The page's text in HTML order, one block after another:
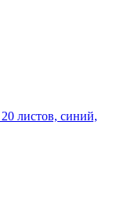
листов, синий,